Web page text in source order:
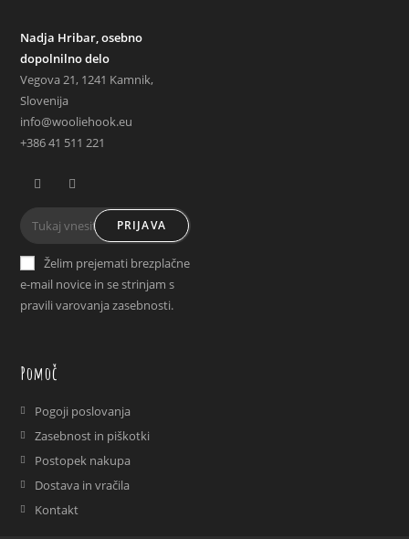
Nadja Hribar, osebno
dopolnilno delo
Vegova 21, 1241 Kamnik,
Slovenija
info@wooliehook.eu
+386 41 511 221
in
new
in
new
PRIJAVA
Želim prejemati brezplačne
e-mail novice in se strinjam s
pravili varovanja zasebnosti.
Pomoč
Pogoji poslovanja
Zasebnost in piškotki
Postopek nakupa
Dostava in vračila
Kontakt